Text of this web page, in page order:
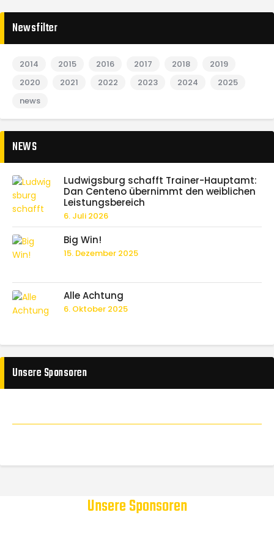
Newsfilter
2014 2015 2016 2017 2018
2019
2020
2021 2022 2023 2024
2025
news
NEWS
Ludwigsburg schafft Trainer-Hauptamt:
Dan Centeno übernimmt den weiblichen
Leistungsbereich
6. Juli 2026
Big Win!
15. Dezember 2025
Alle Achtung
6. Oktober 2025
Unsere Sponsoren
Unsere Sponsoren